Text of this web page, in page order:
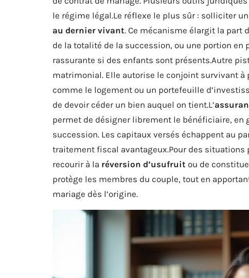
le régime légal.Le réflexe le plus sûr : solliciter un
au dernier vivant. Ce mécanisme élargit la part
de la totalité de la succession, ou une portion
rassurante si des enfants sont présents.Autre
matrimonial. Elle autorise le conjoint survivant
comme le logement ou un portefeuille
de devoir céder un bien auquel on tient.L’
permet de désigner librement le bénéficiaire, en
succession. Les capitaux versés échappent au
traitement fiscal avantageux.Pour des
recourir à la réversion d’usufruit ou de
protège les membres du couple, tout en
mariage dès l’origine.